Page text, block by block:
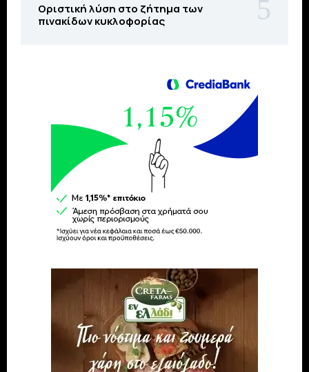
Οριστική λύση στο ζήτημα των
πινακίδων κυκλοφορίας